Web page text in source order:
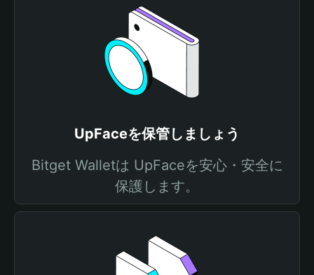
UpFaceを保管しましょう
Bitget Walletは UpFaceを安心・安全に
保護します。